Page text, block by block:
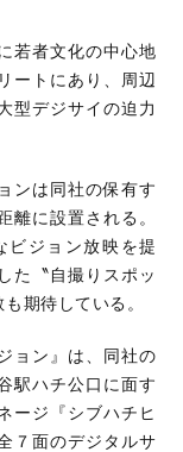
若者文化の中心地
ートにあり、周辺
型デジサイの迫力
ンは同社の保有す
離に設置される。
ビジョン放映を提
た〝自撮りスポッ
期待している。
ョン』は、同社の
駅ハチ公口に面す
ージ『シブハチヒ
７面のデジタルサ